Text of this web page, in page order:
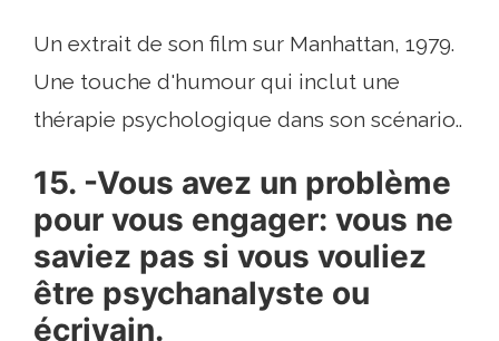
Un extrait de son film sur Manhattan, 1979.
Une touche d'humour qui inclut une
thérapie psychologique dans son scénario..
15. -Vous avez un problème
pour vous engager: vous ne
saviez pas si vous vouliez
être psychanalyste ou
écrivain.